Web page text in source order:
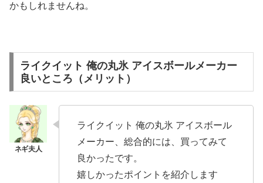
かもしれませんね。
ライクイット 俺の丸氷 アイスボールメーカー
良いところ（メリット）
ライクイット 俺の丸氷 アイスボール
メーカー、総合的には、買ってみて
良かったです。
嬉しかったポイントを紹介します